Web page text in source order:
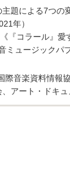
題による7つの
年）
『コラール』愛
ミュージックパ
際音楽資料情報
アート・ドキ